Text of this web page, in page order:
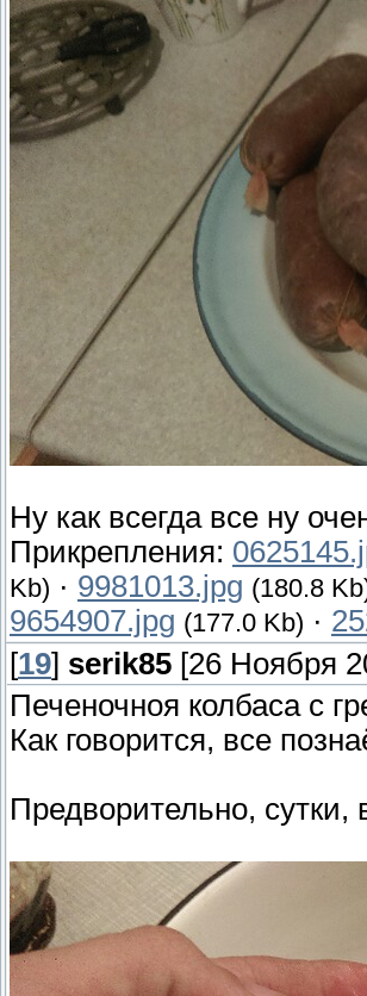
Ну как всегда все ну
Прикрепления:
Kb) · 9981013.jpg (180.8
9654907.jpg (177.0 Kb) ·
[19] serik85 [26 Ноября
Печеночноя колбаса с
Как говорится, все
Предворительно,